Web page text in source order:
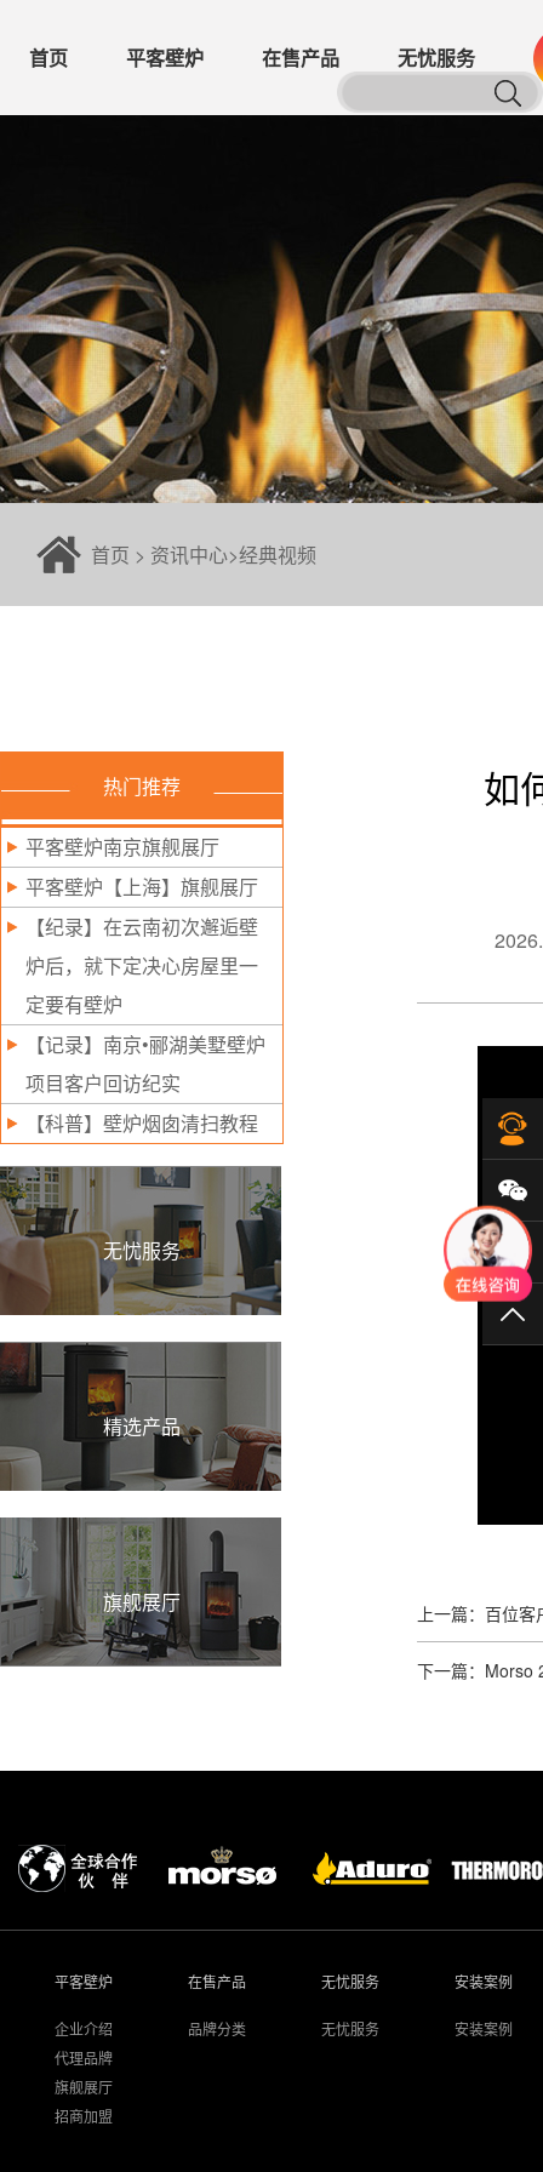
首页 平客壁炉 在售产品 无忧服务
首页 > 资讯中心>经典视频
热门推荐
平客壁炉南京旗舰展厅
平客壁炉【上海】旗舰展厅
【纪录】在云南初次邂逅壁
炉后，就下定决心房屋里一
定要有壁炉
【记录】南京•郦湖美墅壁炉
项目客户回访纪实
【科普】壁炉烟囱清扫教程
无忧服务
精选产品
旗舰展厅
如
上一篇：百位
下一篇：Morso
平客壁炉
企业介绍
代理品牌
旗舰展厅
招商加盟
在售产品
品牌分类
无忧服务
无忧服务
安装案例
安装案例
在
微